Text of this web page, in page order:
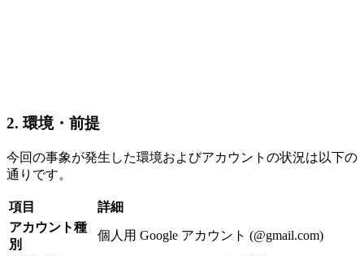
2. 環境・前提
今回の事象が発生した環境およびアカウントの状況は以下の
通りです。
項目
詳細
アカウント種
別
個人用 Google アカウント (@gmail.com)